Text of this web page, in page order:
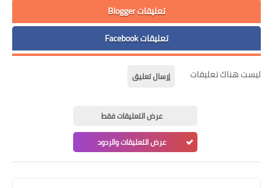
تعليقات Blogger
تعليقات Facebook
ليست هناك تعليقات إرسال تعليق
عرض التعليقات فقط
عرض التعليقات والردود